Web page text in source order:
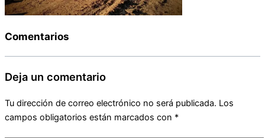
Comentarios
Deja un comentario
Tu dirección de correo electrónico no será publicada. Los
campos obligatorios están marcados con *